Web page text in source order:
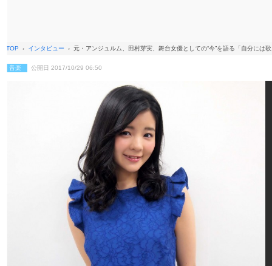
TOP インタビュー 元・アンジュルム、田村芽実、舞台女優としての“今”を語る「自分には
音楽 公開日 2017/10/29 06:50